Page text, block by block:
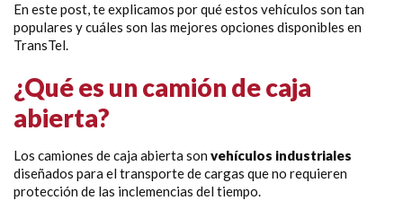
En este post, te explicamos por qué estos vehículos son tan
populares y cuáles son las mejores opciones disponibles en
TransTel.
¿Qué es un camión de caja
abierta?
Los camiones de caja abierta son vehículos industriales
diseñados para el transporte de cargas que no requieren
protección de las inclemencias del tiempo.